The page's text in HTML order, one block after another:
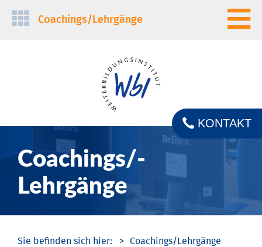
Navigation
Coachings/­Lehrgänge
Coachings/­
Lehrgänge
KONTAKT
Coachings/­Lehrgänge